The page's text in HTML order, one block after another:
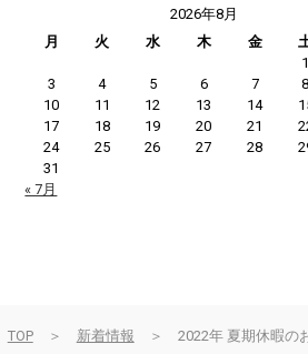
2026年8月
月
火 水 木 金
1
3
4 5 6 7 8
10
11 12 13 14
17
18 19 20 21
24
25 26 27 28
31
« 7月
TOP＞ 新着情報 ＞ 2022年 夏期休暇の